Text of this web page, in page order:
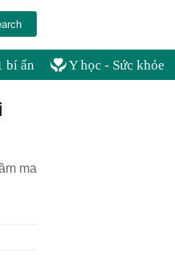
bí ẩn Y học - Sức khỏe
ma